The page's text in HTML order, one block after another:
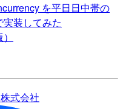
を平日日中帯の
装してみた
式会社